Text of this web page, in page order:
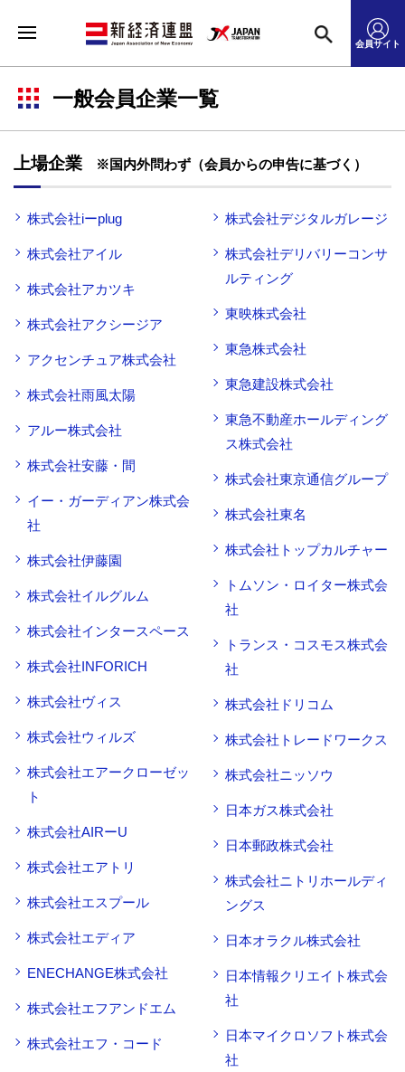
会員サイト
一般会員企業一覧
上場企業 ※国内外問わず（会員からの申告に基づく）
株式会社iーplug
株式会社アイル
株式会社アカツキ
株式会社アクシージア
アクセンチュア株式会社
株式会社雨風太陽
アルー株式会社
株式会社安藤・間
イー・ガーディアン株式会
社
株式会社伊藤園
株式会社イルグルム
株式会社インタースペース
株式会社INFORICH
株式会社ヴィス
株式会社ウィルズ
株式会社エアークローゼッ
ト
株式会社AIRーU
株式会社エアトリ
株式会社エスプール
株式会社エディア
ENECHANGE株式会社
株式会社エフアンドエム
株式会社エフ・コード
株式会社デジタルガレージ
株式会社デリバリーコンサ
ルティング
東映株式会社
東急株式会社
東急建設株式会社
東急不動産ホールディング
ス株式会社
株式会社東京通信グループ
株式会社東名
株式会社トップカルチャー
トムソン・ロイター株式会
社
トランス・コスモス株式会
社
株式会社ドリコム
株式会社トレードワークス
株式会社ニッソウ
日本ガス株式会社
日本郵政株式会社
株式会社ニトリホールディ
ングス
日本オラクル株式会社
日本情報クリエイト株式会
社
日本マイクロソフト株式会
社